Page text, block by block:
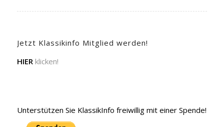
Jetzt Klassikinfo Mitglied werden!
HIER klicken!
Unterstützen Sie KlassikInfo freiwillig mit einer Spende!